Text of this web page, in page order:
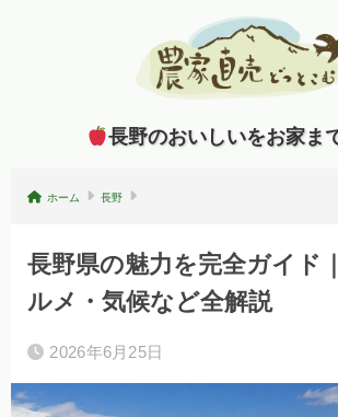
長野のおいしいをお家ま
ホーム 長野
長野県の魅力を完全ガイド
ルメ・気候など全解説
2026年6月25日